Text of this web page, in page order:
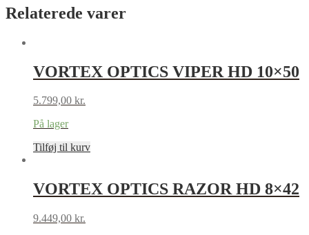
Relaterede varer
VORTEX OPTICS VIPER HD 10×50
5.799,00 kr.
På lager
Tilføj til kurv
VORTEX OPTICS RAZOR HD 8×42
9.449,00 kr.